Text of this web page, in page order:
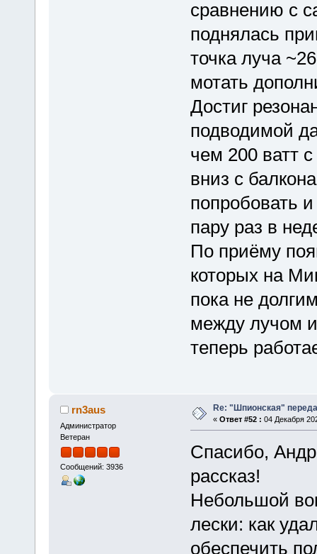
сравнению с
поднялась
точка луча
мотать
Достиг
подводимой
чем 200 ватт
вниз с
попробовать
пару раз в
По приёму
которых на
пока не
между лучом
теперь
rn3aus
Администратор
Ветеран
Сообщений: 3936
Re: "Шпионская"
« Ответ #52 : 04 Декабря
Спасибо,
рассказ!
Небольшой
лески: как
обеспечить